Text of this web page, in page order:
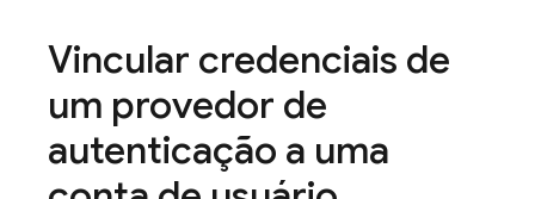
Vincular credenciais de
um provedor de
autenticação a uma